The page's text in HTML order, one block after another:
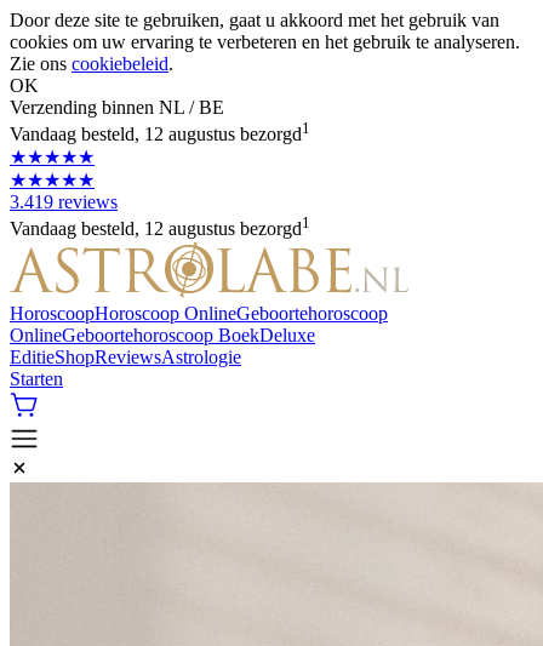
Door deze site te gebruiken, gaat u akkoord met het gebruik van
cookies om uw ervaring te verbeteren en het gebruik te analyseren.
Zie ons cookiebeleid.
OK
Verzending binnen NL / BE
Vandaag besteld, 12 augustus bezorgd1
★★★★★
★★★★★
3.419 reviews
Vandaag besteld, 12 augustus bezorgd1
HoroscoopHoroscoop OnlineGeboortehoroscoop
OnlineGeboortehoroscoop BoekDeluxe
EditieShopReviewsAstrologie
Starten